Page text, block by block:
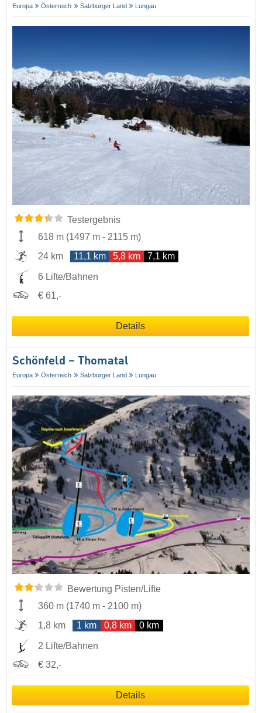
Europa Österreich Salzburger Land Lungau
Testergebnis
618 m (1497 m - 2115 m)
24 km
11,1 km 5,8 km 7,1 km
6 Lifte/Bahnen
€ 61,-
Details
Schönfeld – Thomatal
Europa Österreich Salzburger Land Lungau
Bewertung Pisten/Lifte
360 m (1740 m - 2100 m)
1,8 km
1 km 0,8 km 0 km
2 Lifte/Bahnen
€ 32,-
Details